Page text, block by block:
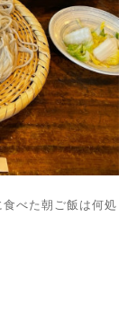
べた朝ご飯は何処